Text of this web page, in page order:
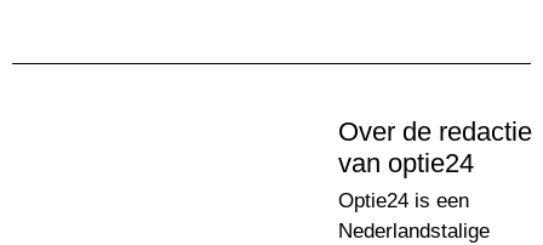
Over de redactie
van optie24
Optie24 is een
Nederlandstalige